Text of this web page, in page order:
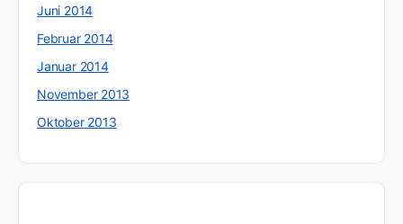
Juni 2014
Februar 2014
Januar 2014
November 2013
Oktober 2013